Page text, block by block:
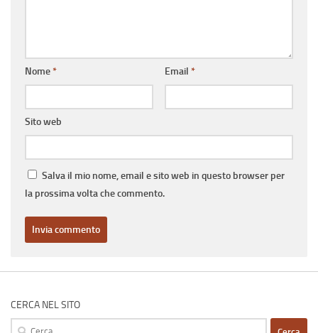
Nome* Email *
Sito web
Salva il mio nome, email e sito web in questo browser per
la prossima volta che commento.
CERCA NEL SITO
Ricerca